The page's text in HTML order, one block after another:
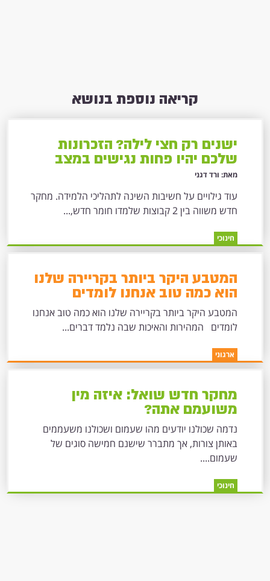
קריאה נוספת בנושא
ישנים רק חצי לילה? הזכרונות
שלכם יהיו פחות נגישים במצב
לחץ
מאת: ורד דגני
עוד גילויים על חשיבות השינה לתהליכי הלמידה. מחקר
חדש משווה בין 2 קבוצות שלמדו חומר חדש,...
חינוכי
המטבע היקר ביותר בקריירה שלנו
הוא כמה טוב אנחנו לומדים
המטבע היקר ביותר בקריירה שלנו הוא כמה טוב אנחנו
לומדים המהירות והאיכות שבה נלמד דברים...
ארגוני
מחקר חדש שואל: איזה מין
משועמם אתה?
נדמה שכולנו יודעים מהו שעמום ושכולנו משעממים
באותן צורות, אך מתברר שישנם חמישה סוגים של
שעמום....
חינוכי